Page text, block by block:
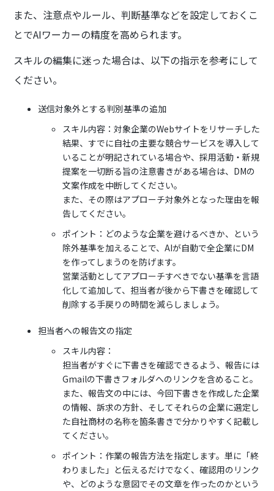
また、注意点やルール、判断基準などを設定しておくこ
とでAIワーカーの精度を高められます。
スキルの編集に迷った場合は、以下の指示を参考にして
ください。
送信対象外とする判別基準の追加
スキル内容：対象企業のWebサイトをリサーチした
結果、すでに自社の主要な競合サービスを導入して
いることが明記されている場合や、採用活動・新規
提案を一切断る旨の注意書きがある場合は、DMの
文案作成を中断してください。
また、その際はアプローチ対象外となった理由を報
告してください。
ポイント：どのような企業を避けるべきか、という
除外基準を加えることで、AIが自動で全企業にDM
を作ってしまうのを防げます。
営業活動としてアプローチすべきでない基準を言語
化して追加して、担当者が後から下書きを確認して
削除する手戻りの時間を減らしましょう。
担当者への報告文の指定
スキル内容：
担当者がすぐに下書きを確認できるよう、報告には
Gmailの下書きフォルダへのリンクを含めること。
また、報告文の中には、今回下書きを作成した企業
の情報、訴求の方針、そしてそれらの企業に選定し
た自社商材の名称を箇条書きで分かりやすく記載し
てください。
ポイント：作業の報告方法を指定します。単に「終
わりました」と伝えるだけでなく、確認用のリンク
や、どのような意図でその文章を作ったのかという